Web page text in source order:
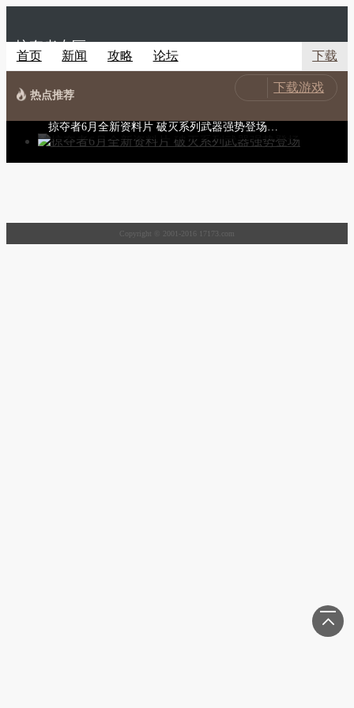
掠夺者专区
首页 新闻 攻略 论坛 下载
热点推荐
下载游戏
掠夺者6月全新资料片 破灭系列武器强势登场…
Copyright © 2001-2016 17173.com